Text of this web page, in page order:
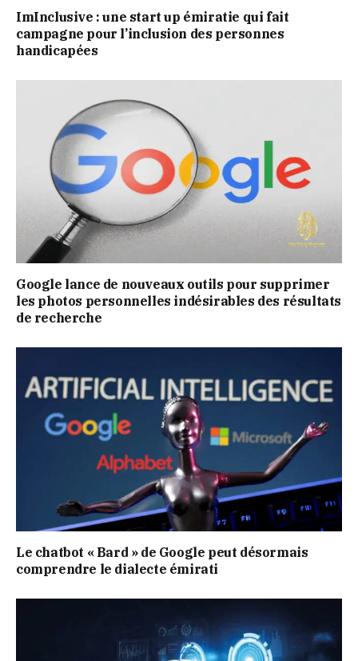
ImInclusive : une start up émiratie qui fait
campagne pour l’inclusion des personnes
handicapées
Google lance de nouveaux outils pour supprimer
les photos personnelles indésirables des résultats
de recherche
Le chatbot « Bard » de Google peut désormais
comprendre le dialecte émirati